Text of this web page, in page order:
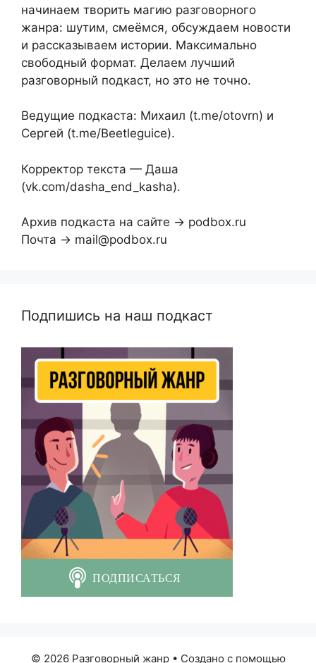
начинаем творить магию разговорного
жанра: шутим, смеёмся, обсуждаем новости
и рассказываем истории. Максимально
свободный формат. Делаем лучший
разговорный подкаст, но это не точно.
Ведущие подкаста: Михаил (t.me/otovrn) и
Сергей (t.me/Beetleguice).
Корректор текста — Даша
(vk.com/dasha_end_kasha).
Архив подкаста на сайте → podbox.ru
Почта → mail@podbox.ru
Подпишись на наш подкаст
© 2026 Разговорный жанр• Создано с помощью